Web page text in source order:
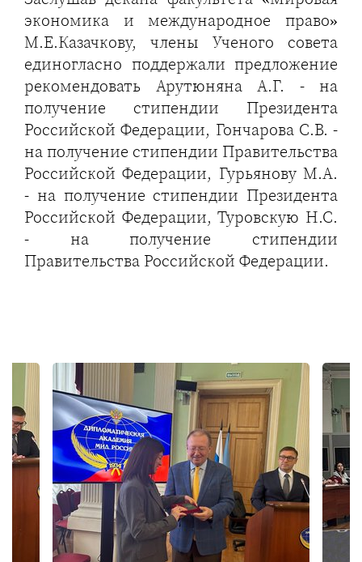
экономика и международное право»
М.Е.Казачкову, члены Ученого совета
единогласно поддержали предложение
рекомендовать Арутюняна А.Г. - на
получение стипендии Президента
Российской Федерации, Гончарова С.В. -
на получение стипендии Правительства
Российской Федерации, Гурьянову М.А.
- на получение стипендии Президента
Российской Федерации, Туровскую Н.С.
- на получение стипендии
Правительства Российской Федерации.